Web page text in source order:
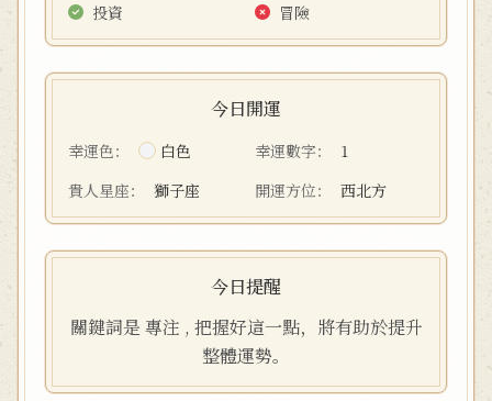
投資
冒險
今日開運
幸運色： 白色 幸運數字：
1
貴人星座：
獅子座 開運方位： 西北方
今日提醒
關鍵詞是 專注 , 把握好這一點，將有助於提升
整體運勢。